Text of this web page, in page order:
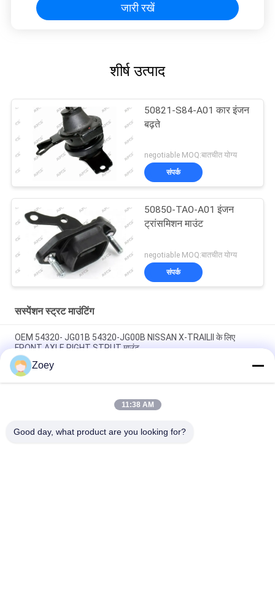
जारी रखें
शीर्ष उत्पाद
50821-S84-A01 कार इंजन
बढ़ते
negotiable MOQ:बातचीत योग्य
संपर्क
50850-TAO-A01 इंजन
ट्रांसमिशन माउंट
negotiable MOQ:बातचीत योग्य
संपर्क
सस्पेंशन स्ट्रट माउंटिंग
OEM 54320- JG01B 54320-JG00B NISSAN X-TRAILII के लिए
FRONT AXLE RIGHT STRUT माउंट
OEM 54610-37100 54610-26000 हुंडई सांता फे बेस मॉडल के लिए फ्रंट
एक्सल स्ट्रट माउंट
48609-02220 48609-20500 टोयोटा कोरोला सेलन के लिए फ्रंट एक्सल राइट
Zoey
11:38 AM
Good day, what product are you looking for?